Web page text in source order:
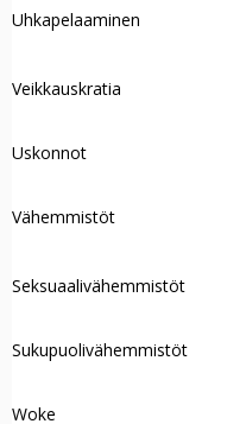
Uhkapelaaminen
Veikkauskratia
Uskonnot
Vähemmistöt
Seksuaalivähemmistöt
Sukupuolivähemmistöt
Woke